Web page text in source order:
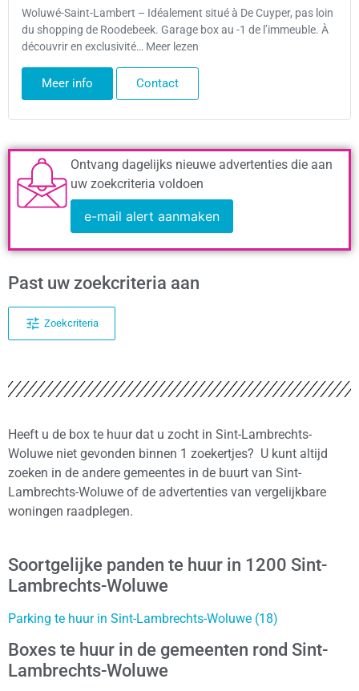
Woluwé-Saint-Lambert – Idéalement situé à De Cuyper, pas loin
du shopping de Roodebeek. Garage box au -1 de l’immeuble. À
découvrir en exclusivité… Meer lezen
Meer info Contact
Ontvang dagelijks nieuwe advertenties die aan
uw zoekcriteria voldoen
e-mail alert aanmaken
Past uw zoekcriteria aan
Zoekcriteria
Heeft u de box te huur dat u zocht in Sint-Lambrechts-
Woluwe niet gevonden binnen 1 zoekertjes? U kunt altijd
zoeken in de andere gemeentes in de buurt van Sint-
Lambrechts-Woluwe of de advertenties van vergelijkbare
woningen raadplegen.
Soortgelijke panden te huur in 1200 Sint-
Lambrechts-Woluwe
Parking te huur in Sint-Lambrechts-Woluwe (18)
Boxes te huur in de gemeenten rond Sint-
Lambrechts-Woluwe